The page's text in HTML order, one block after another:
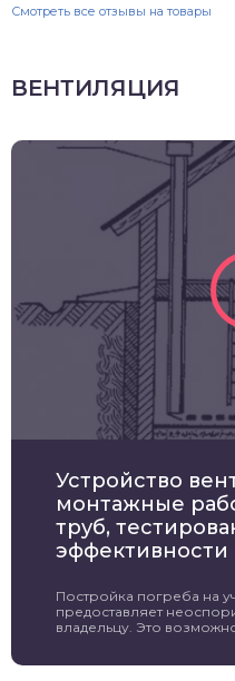
Смотреть все отзывы на товары
ВЕНТИЛЯЦИЯ
Устройство
монтажные
труб,
эффективности
Постройка погреба на
предоставляет
владельцу. Это